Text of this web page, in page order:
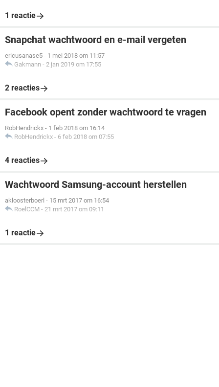
1 reactie
Snapchat wachtwoord en e-mail vergeten
ericusanase5 - 1 mei 2018 om 11:57
Gakmann - 2 jan 2019 om 17:55
2 reacties
Facebook opent zonder wachtwoord te vragen
RobHendrickx - 1 feb 2018 om 16:14
RobHendrickx - 6 feb 2018 om 07:55
4 reacties
Wachtwoord Samsung-account herstellen
akloosterboerl - 15 mrt 2017 om 16:54
RoelCCM - 21 mrt 2017 om 09:11
1 reactie